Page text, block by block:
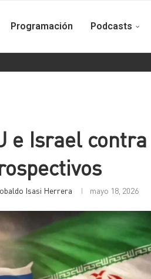
Revolución», un puente entre Fidel
Programación Podcasts
e Israel contra
Isasi Herrera mayo 18, 2026